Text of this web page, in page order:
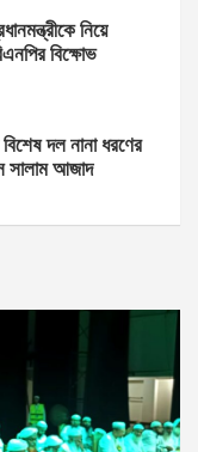
নিয়ে
বিক্ষোভ
দল নানা ধরণের
সালাম আজাদ